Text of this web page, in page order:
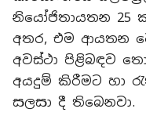
නියෝජිතායතන 25
අතර, එම ආයතන
අවස්ථා පිළිබඳව
අයදුම් කිරීමට හා
සලසා දී තිබෙනවා.